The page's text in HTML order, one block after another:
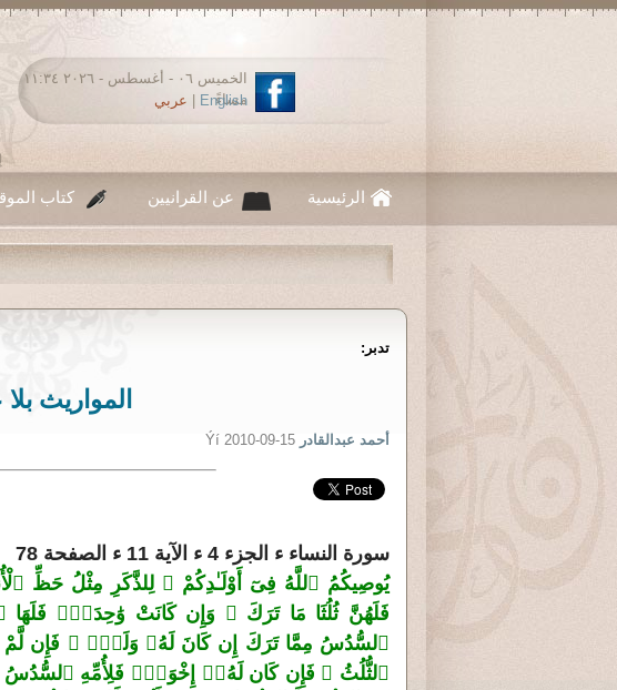
الخميس ٠٦ - أغسطس - ٢٠٢٦ ١١:٣٤
مساءً
English عربي
الرئيسية عن القرانيين كتاب
تدبر:
المواريث
أحمد عبدالقادر Ýí 2010-09-15
سورة النساء ء الجزء 4 ء الآية 11 ء الصفحة 78
يُوصِيكُمُ ٱللَّهُ فِىٓ أَوْلَـٰدِكُمْ ۖ لِلذَّكَرِ مِثْلُ حَظِّ
فَلَهُنَّ ثُلُثَا مَا تَرَكَ ۖ وَإِن كَانَتْ وَ‌ٰحِدَةًۭ
ٱلسُّدُسُ مِمَّا تَرَكَ إِن كَانَ لَهُۥ وَلَدٌۭ ۚ فَإِن لَّمْ
ٱلثُّلُثُ ۚ فَإِن كَان لَهُۥٓ إِخْوَةٌۭ فَلِأُمِّهِ